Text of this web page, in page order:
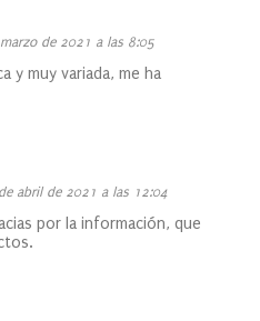
de 2021 a las 8:05
y muy variada, me ha
abril de 2021 a las 12:04
por la información, que